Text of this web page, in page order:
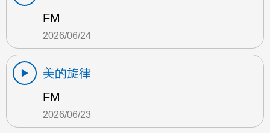
FM
2026/06/24
美的旋律
FM
2026/06/23